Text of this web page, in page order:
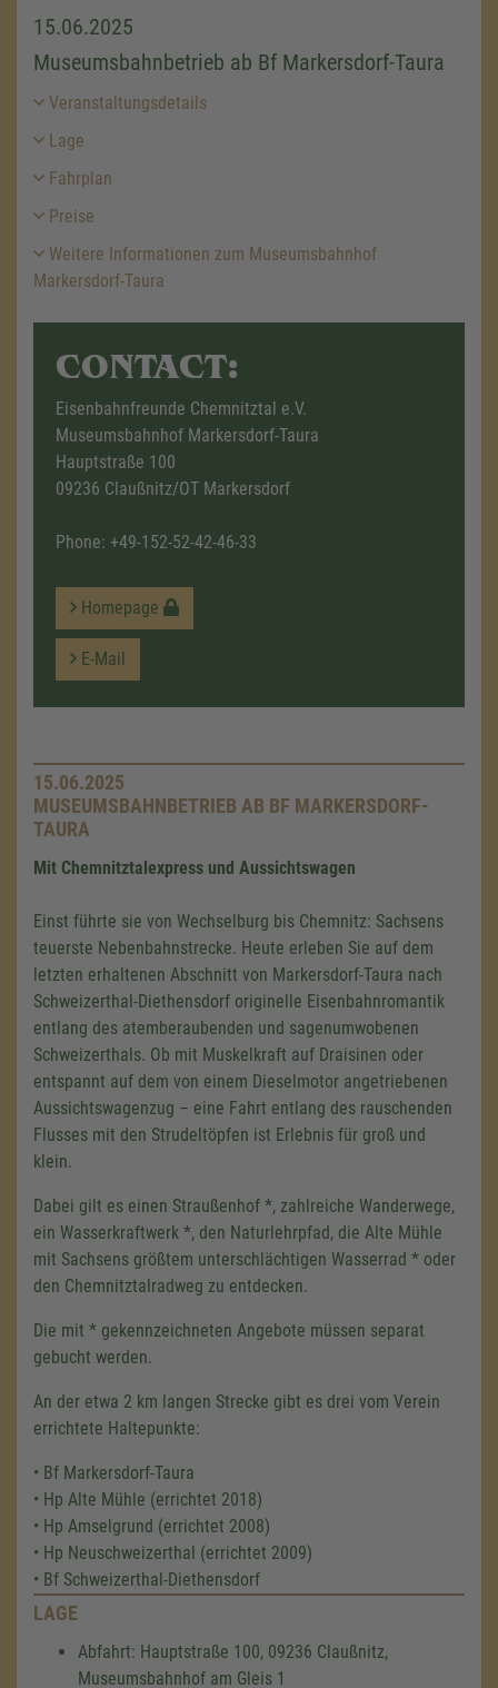
15.06.2025
Museumsbahnbetrieb ab Bf Markersdorf-Taura
Veranstaltungsdetails
Lage
Fahrplan
Preise
Weitere Informationen zum Museumsbahnhof
Markersdorf-Taura
CONTACT:
Eisenbahnfreunde Chemnitztal e.V.
Museumsbahnhof Markersdorf-Taura
Hauptstraße 100
09236 Claußnitz/OT Markersdorf
Phone: +49-152-52-42-46-33
Homepage
E-Mail
15.06.2025
MUSEUMSBAHNBETRIEB AB BF MARKERSDORF-
TAURA
Mit Chemnitztalexpress und Aussichtswagen
Einst führte sie von Wechselburg bis Chemnitz: Sachsens
teuerste Nebenbahnstrecke. Heute erleben Sie auf dem
letzten erhaltenen Abschnitt von Markersdorf-Taura nach
Schweizerthal-Diethensdorf originelle Eisenbahnromantik
entlang des atemberaubenden und sagenumwobenen
Schweizerthals. Ob mit Muskelkraft auf Draisinen oder
entspannt auf dem von einem Dieselmotor angetriebenen
Aussichtswagenzug – eine Fahrt entlang des rauschenden
Flusses mit den Strudeltöpfen ist Erlebnis für groß und
klein.
Dabei gilt es einen Straußenhof *, zahlreiche Wanderwege,
ein Wasserkraftwerk *, den Naturlehrpfad, die Alte Mühle
mit Sachsens größtem unterschlächtigen Wasserrad * oder
den Chemnitztalradweg zu entdecken.
Die mit * gekennzeichneten Angebote müssen separat
gebucht werden.
An der etwa 2 km langen Strecke gibt es drei vom Verein
errichtete Haltepunkte:
• Bf Markersdorf-Taura
• Hp Alte Mühle (errichtet 2018)
• Hp Amselgrund (errichtet 2008)
• Hp Neuschweizerthal (errichtet 2009)
• Bf Schweizerthal-Diethensdorf
LAGE
Abfahrt: Hauptstraße 100, 09236 Claußnitz,
Museumsbahnhof am Gleis 1